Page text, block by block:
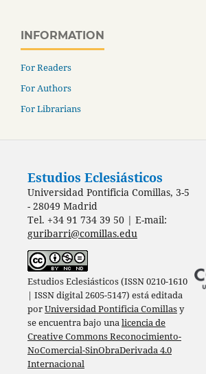
INFORMATION
For Readers
For Authors
For Librarians
Estudios Eclesiásticos
Universidad Pontificia Comillas, 3-5
- 28049 Madrid
Tel. +34 91 734 39 50 | E-mail:
guribarri@comillas.edu
Estudios Eclesiásticos (ISSN 0210-1610
| ISSN digital 2605-5147) está editada
porUniversidad Pontificia Comillasy
se encuentra bajo unalicencia de
Creative Commons Reconocimiento-
NoComercial-SinObraDerivada 4.0
Internacional